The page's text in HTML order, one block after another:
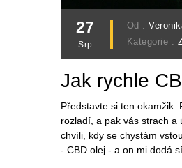
27
Srp
Od :
Kategorie :
Jak rychle
Představte si ten okamžik.
rozladí, a pak vás strach
chvíli, kdy se chystám
- CBD olej - a on mi dodá